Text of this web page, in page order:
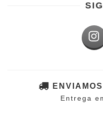
Entrega